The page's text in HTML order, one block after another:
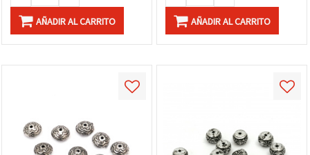
AÑADIR AL CARRITO AÑADIR AL CARRITO